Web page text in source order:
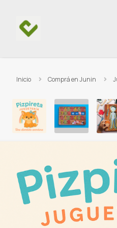
Inicio Comprá en Junin